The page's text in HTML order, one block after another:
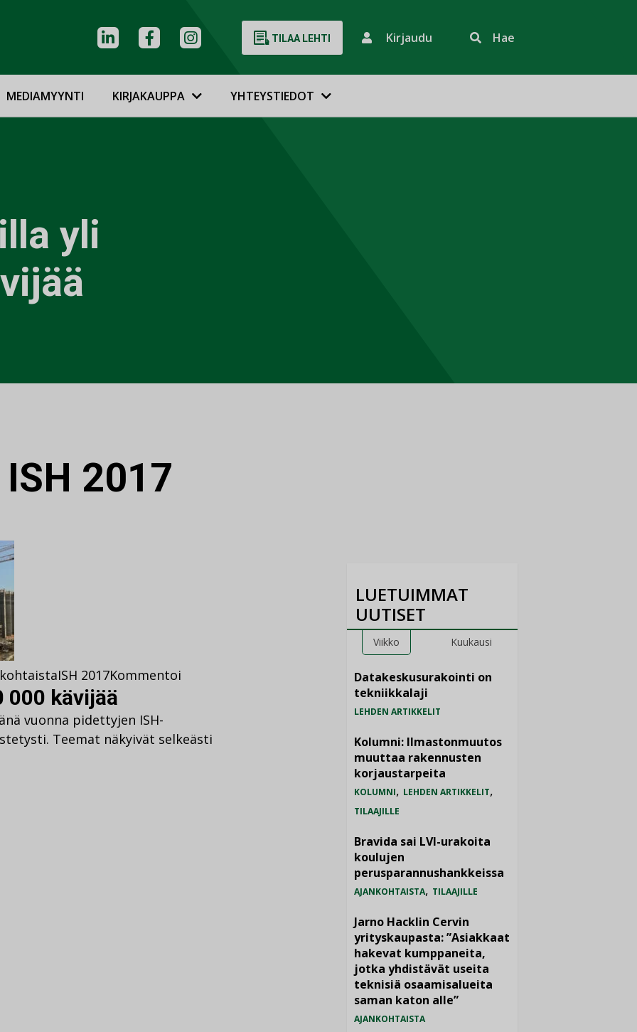
TILAA LEHTI Kirjaudu Hae
MEDIAMYYNTI KIRJAKAUPPA YHTEYSTIEDOT
yli
ISH 2017
ISH 2017Kommentoi
000 kävijää
vuonna pidettyjen ISH-
Teemat näkyivät selkeästi
LUETUIMMAT
UUTISET
Viikko Kuukausi
Datakeskusurakointi on
tekniikkalaji
LEHDEN ARTIKKELIT
Kolumni: Ilmastonmuutos
muuttaa rakennusten
korjaustarpeita
KOLUMNI, LEHDEN ARTIKKELIT,
TILAAJILLE
Bravida sai LVI-urakoita
koulujen
perusparannushankkeissa
AJANKOHTAISTA, TILAAJILLE
Jarno Hacklin Cervin
yrityskaupasta: ”Asiakkaat
hakevat kumppaneita,
jotka yhdistävät useita
teknisiä osaamisalueita
saman katon alle”
AJANKOHTAISTA